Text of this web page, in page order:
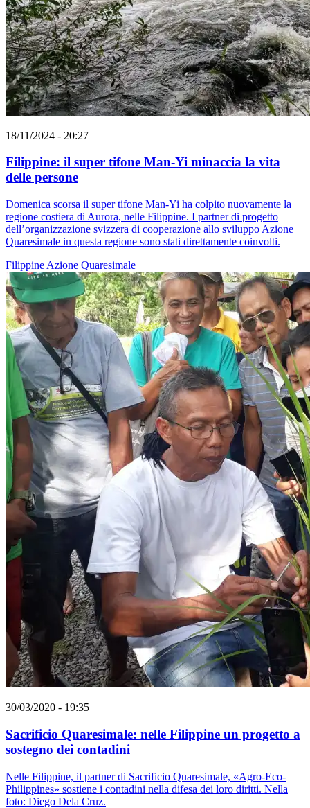
18/11/2024 - 20:27
Filippine: il super tifone Man-Yi minaccia la vita
delle persone
Domenica scorsa il super tifone Man-Yi ha colpito nuovamente la
regione costiera di Aurora, nelle Filippine. I partner di progetto
dell’organizzazione svizzera di cooperazione allo sviluppo Azione
Quaresimale in questa regione sono stati direttamente coinvolti.
Filippine Azione Quaresimale
30/03/2020 - 19:35
Sacrificio Quaresimale: nelle Filippine un progetto a
sostegno dei contadini
Nelle Filippine, il partner di Sacrificio Quaresimale, «Agro-Eco-
Philippines» sostiene i contadini nella difesa dei loro diritti. Nella
foto: Diego Dela Cruz.